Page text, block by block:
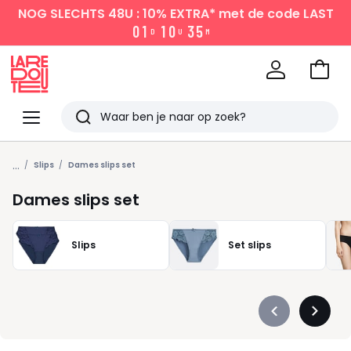
NOG SLECHTS 48U : 10% EXTRA* met de code LAST
01 D 1 0 U 35 M
Menu
Redoute
Zoeken
Laatst
bekeken
Naar
... Slips Dames slips set
Dames slips set
Slips Set slips
Précédent